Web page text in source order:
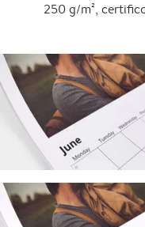
250 g/m²,